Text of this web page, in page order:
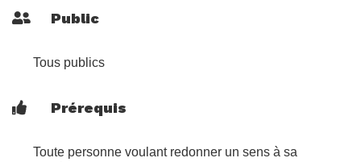
Public
Tous publics
Prérequis
Toute personne voulant redonner un sens à sa